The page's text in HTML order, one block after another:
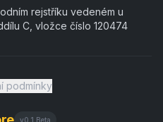
rejstříku vedeném u
C, vložce číslo 120474
podmínky
v0.1 Beta